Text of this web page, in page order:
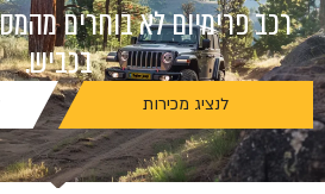
רכב פרימיום לא בוחרים
בכביש.
לנציג מכירות